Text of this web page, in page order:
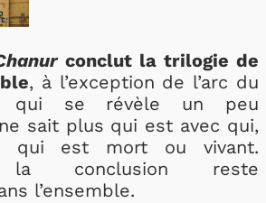
conclut la trilogie de
, à l’exception de l’arc du
qui se révèle un peu
sait plus qui est avec qui,
qui est mort ou vivant.
la conclusion reste
l’ensemble.